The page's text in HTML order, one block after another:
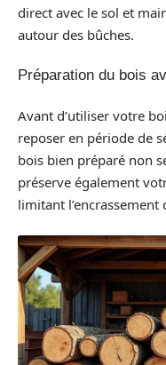
direct avec le sol et
autour des bûches.
Préparation du bois
Avant d’utiliser votre
reposer en période de
bois bien préparé non
préserve également
limitant